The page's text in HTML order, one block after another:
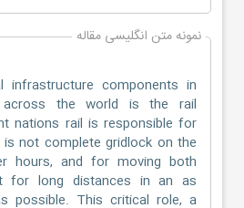
نمونه متن انگلیسی مقاله
components in
across the world is the rail
nations rail is responsible for
not complete gridlock on the
hours, and for moving both
for long distances in an as
possible. This critical role, a